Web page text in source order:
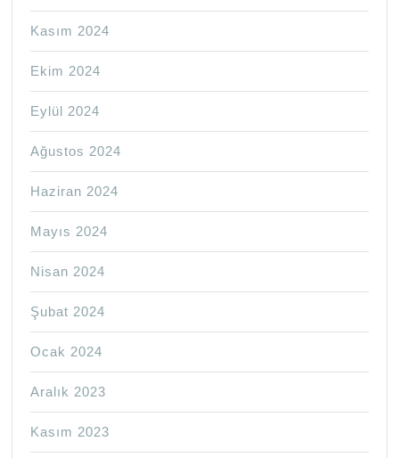
Kasım 2024
Ekim 2024
Eylül 2024
Ağustos 2024
Haziran 2024
Mayıs 2024
Nisan 2024
Şubat 2024
Ocak 2024
Aralık 2023
Kasım 2023